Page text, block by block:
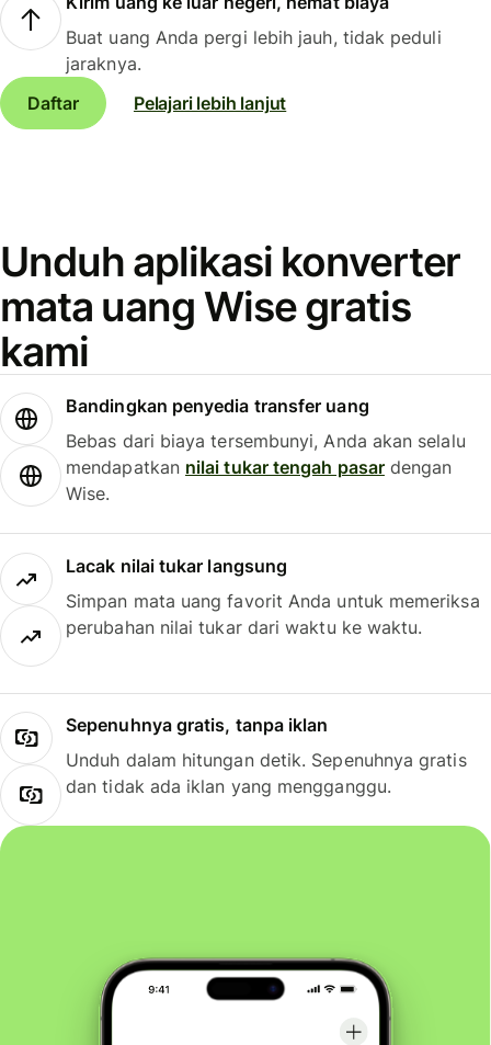
Buat uang Anda pergi lebih jauh, tidak peduli
jaraknya.
Daftar
Pelajari lebih lanjut
Unduh aplikasi konverter
mata uang Wise gratis
kami
Bandingkan penyedia transfer uang
Bebas dari biaya tersembunyi, Anda akan selalu
mendapatkan nilai tukar tengah pasardengan
Wise.
Lacak nilai tukar langsung
Simpan mata uang favorit Anda untuk memeriksa
perubahan nilai tukar dari waktu ke waktu.
Sepenuhnya gratis, tanpa iklan
Unduh dalam hitungan detik. Sepenuhnya gratis
dan tidak ada iklan yang mengganggu.